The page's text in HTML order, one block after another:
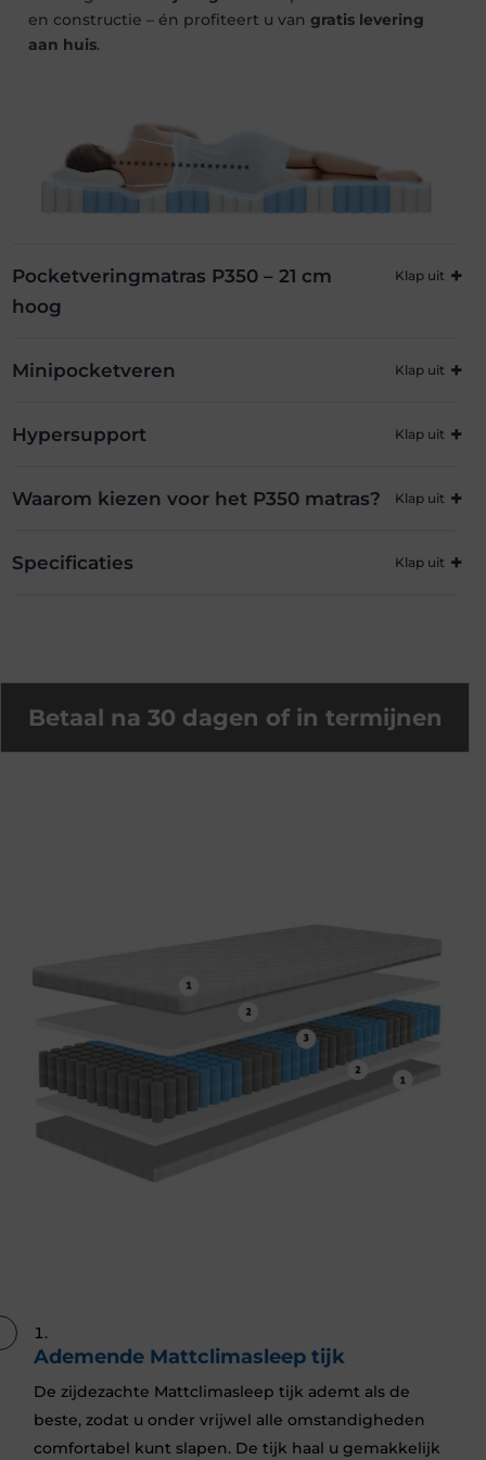
en constructie – én profiteert u van gratis levering
aan huis.
Pocketveringmatras P350 – 21 cm
hoog
Minipocketveren
Hypersupport
Waarom kiezen voor het P350 matras?
Specificaties
Betaal na 30 dagen of in termijnen
Ademende Mattclimasleep tijk
De zijdezachte Mattclimasleep tijk ademt als de
beste, zodat u onder vrijwel alle omstandigheden
comfortabel kunt slapen. De tijk haal u gemakkelijk